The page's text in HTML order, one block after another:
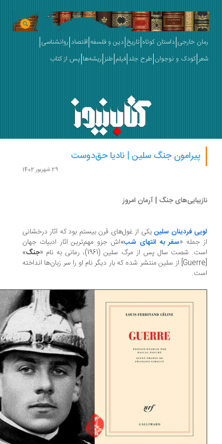
خارجی داستان کوتاه تاریخ دین و فلسفه اقتصاد روانشناسی
کودک و نوجوان طرح جلد فیلم طنز ریشه‌ها پس از کتاب
پیرامون جنگ سلین | نادیا حق‌دوست
جنگ | آرمان امروز
فردینان سلینیکی از غول‌های قرن بیستم بود که آثار درخشانی
جمله «سفر به انتهای شب»اش جزو مهم‌ترین آثار ادبیات جهان
شصت سال پس از مرگ سلین (1961)، رمانی به نام «
جنگ »
[Guerre] از سلین منتشر شده که بار دیگر نام او را سر زبان‌ها انداخته